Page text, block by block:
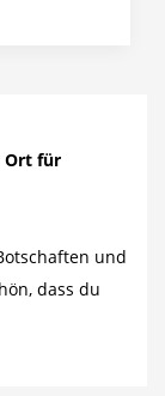
Ort für
und
dass du